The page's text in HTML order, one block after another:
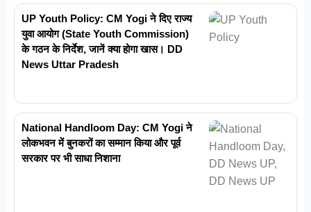
UP Youth Policy: CM Yogi ने दिए राज्य
युवा आयोग (State Youth Commission)
के गठन के निर्देश, जानें क्या होगा खास। DD
News Uttar Pradesh
National Handloom Day: CM Yogi ने
लोकभवन में बुनकरों का सम्मान किया और पूर्व
सरकार पर भी साधा निशाना